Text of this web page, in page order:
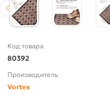
Код товара
80392
Производитель
Vortex